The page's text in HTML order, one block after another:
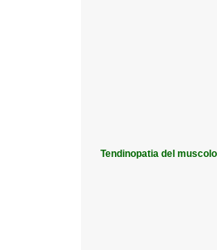
Tendinopatia del